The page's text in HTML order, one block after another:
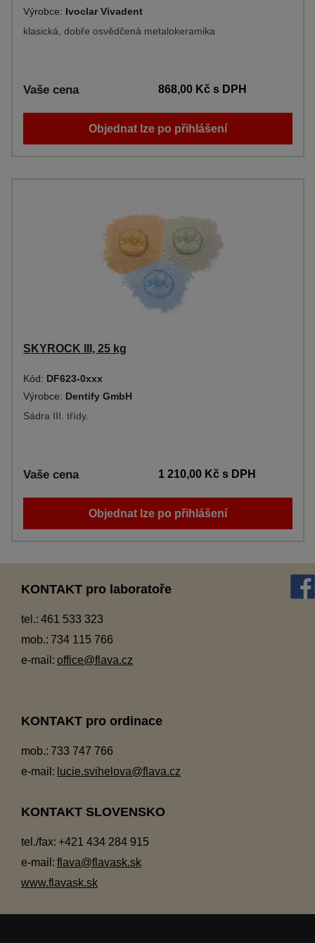
Výrobce: Ivoclar Vivadent
klasická, dobře osvědčená metalokeramika
Vaše cena 868,00 Kčs DPH
Objednat lze po přihlášení
SKYROCK III, 25 kg
Kód: DF623-0xxx
Výrobce: Dentify GmbH
Sádra III. třídy.
Vaše cena 1 210,00 Kčs DPH
Objednat lze po přihlášení
KONTAKT pro laboratoře
tel.: 461 533 323
mob.: 734 115 766
e-mail: office@flava.cz
KONTAKT pro ordinace
mob.: 733 747 766
e-mail: lucie.svihelova@flava.cz
KONTAKT SLOVENSKO
tel./fax: +421 434 284 915
e-mail: flava@flavask.sk
www.flavask.sk